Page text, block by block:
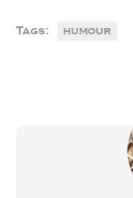
Tags: humour